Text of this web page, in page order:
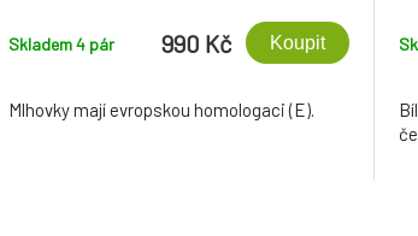
Skladem 4 pár 990 Kč Koupit
Mlhovky mají evropskou homologaci (E).